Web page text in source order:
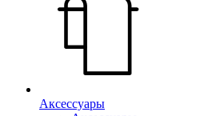
Аксессуары